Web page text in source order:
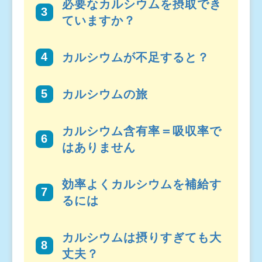
必要なカルシウムを摂取でき
ていますか？
カルシウムが不足すると？
カルシウムの旅
カルシウム含有率＝吸収率で
はありません
効率よくカルシウムを補給す
るには
カルシウムは摂りすぎても大
丈夫？